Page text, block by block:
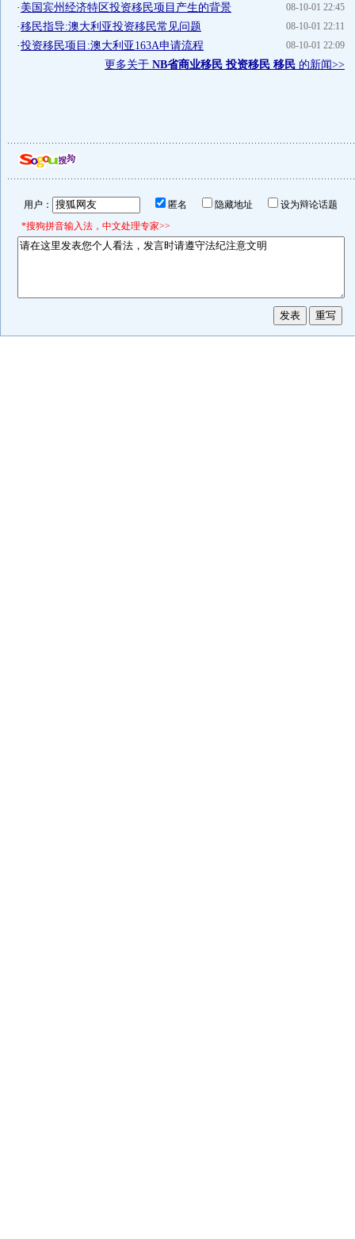
08-10-01 22:45
·美国宾州经济特区投资移民项目产生的背景
08-10-01 22:11
·移民指导:澳大利亚投资移民常见问题
08-10-01 22:09
·投资移民项目:澳大利亚163A申请流程
更多关于 NB省商业移民 投资移民 移民 的新闻>>
用户： 匿名 隐藏地址
设为辩论话题
*搜狗拼音输入法，中文处理专家>>